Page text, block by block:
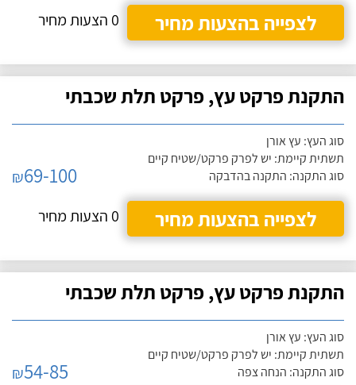
לצפייה בהצעות מחיר
0 הצעות מחיר
התקנת פרקט עץ, פרקט תלת שכבתי
סוג העץ: עץ אורן
תשתית קיימת: יש לפרק פרקט/שטיח קיים
סוג התקנה: התקנה בהדבקה
₪69-100
לצפייה בהצעות מחיר
0 הצעות מחיר
התקנת פרקט עץ, פרקט תלת שכבתי
סוג העץ: עץ אורן
תשתית קיימת: יש לפרק פרקט/שטיח קיים
סוג התקנה: הנחה צפה
₪54-85